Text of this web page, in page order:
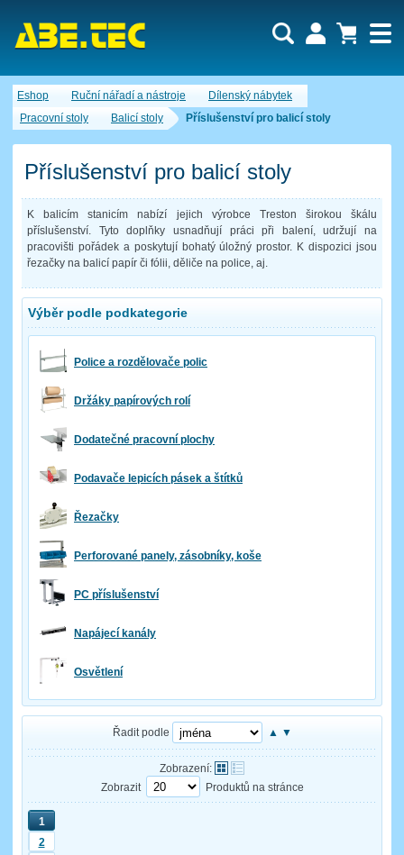
Eshop Ruční nářadí a nástroje
Dílenský nábytek
Pracovní stoly
Balicí stoly Příslušenství pro balicí stoly
Příslušenství pro balicí stoly
K balicím stanicím nabízí jejich výrobce Treston širokou škálu
příslušenství. Tyto doplňky usnadňují práci při balení, udržují na
pracovišti pořádek a poskytují bohatý úložný prostor. K dispozici jsou
řezačky na balicí papír či fólii, děliče na police, aj.
Výběr podle podkategorie
Police a rozdělovače polic
Držáky papírových rolí
Dodatečné pracovní plochy
Podavače lepicích pásek a štítků
Řezačky
Perforované panely, zásobníky, koše
PC příslušenství
Napájecí kanály
Osvětlení
Řadit podle ▲ ▼
Zobrazení:
Zobrazit
Produktů na stránce
1
2
Nákupní košík je momentálně prázdný.
Obsah košíku
Počet produktů:0
Cena celkem:0,00 CZK
Uživatel:
Heslo:
Zapomenuté heslo Nová registrace